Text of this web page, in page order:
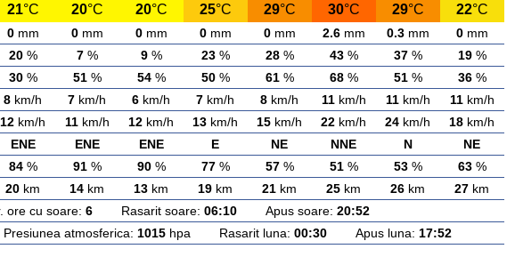
21°C 20°C 20°C 25°C 29°C 30°C 29°C 22°C
0mm 0mm 0mm 0mm 0mm 2.6mm 0.3mm 0mm
20% 7% 9% 23% 28% 43% 37% 19%
30% 51% 54% 50% 61% 68% 51% 36%
8 km/h 7 km/h 6 km/h 7 km/h 8 km/h 11km/h 11km/h 11km/h
12 km/h 11km/h 12 km/h 13 km/h 15 km/h 22 km/h 24 km/h 18 km/h
ENE ENE ENE E NE NNE N NE
84% 91% 90% 77% 57% 51% 53% 63%
20 km 14 km 13 km 19 km 21 km 25 km 26 km 27 km
ore cu soare: 6 Rasarit soare: 06:10 Apus soare: 20:52
atmosferica: 1015 hpa Rasarit luna: 00:30 Apus luna: 17:52